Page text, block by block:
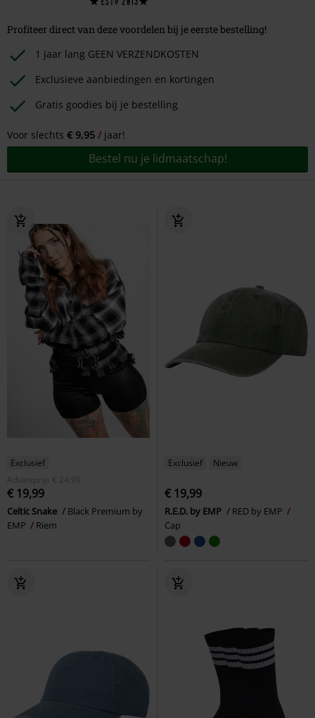
Profiteer direct van deze voordelen bij je eerste bestelling!
1 jaar lang GEEN VERZENDKOSTEN
Exclusieve aanbiedingen en kortingen
Gratis goodies bij je bestelling
Voor slechts € 9,95 jaar!
Bestel nu je lidmaatschap!
Exclusief
Adviesprijs
€ 24,99
€ 19,99
Celtic Snake
Black Premium by
EMP
Riem
Exclusief Nieuw
€ 19,99
R.E.D. by EMP
RED by EMP
Cap